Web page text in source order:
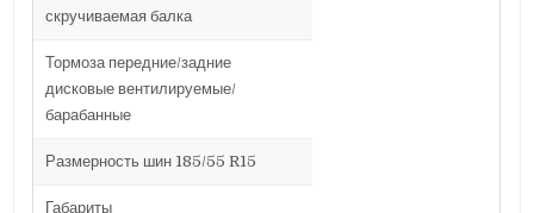
скручиваемая балка
Тормоза передние/задние
дисковые вентилируемые/
барабанные
Размерность шин 185/55 R15
Габариты